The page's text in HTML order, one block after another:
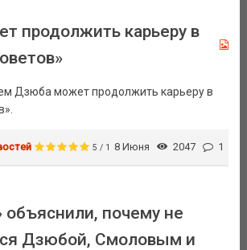
продолжить карьеру в
Дзюба может продолжить карьеру в
5 / 1 8 Июня 2047 1
объяснили, почему не
Дзюбой, Смоловым и